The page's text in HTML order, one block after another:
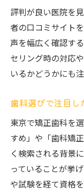
評判が良い医院を
者の口コミサイト
声を幅広く確認す
セリング時の対応
いるかどうかにも
歯科選びで注目し
東京で矯正歯科を
すめ」や「歯科矯
く検索される背景
っていることが挙
や試験を経て資格